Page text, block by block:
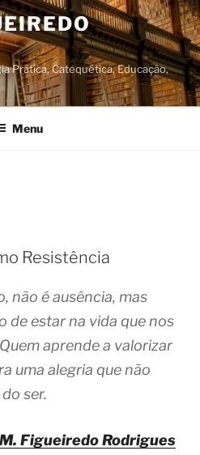
Prática, Catequética, Educação,
Menu
Resistência
não é ausência, mas
de estar na vida que nos
aprende a valorizar
uma alegria que não
ser.
Figueiredo Rodrigues